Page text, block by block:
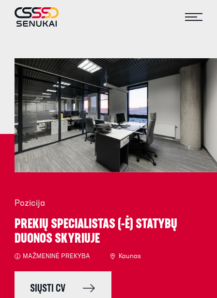
Pozicija
PREKIŲ SPECIALISTAS (-Ė) STATYBŲ
DUONOS SKYRIUJE
MAŽMENINĖ PREKYBA Kaunas
SIŲSTI CV